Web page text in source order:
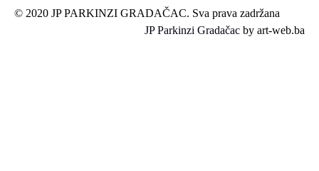
© 2020 JP PARKINZI GRADAČAC. Sva prava zadržana
JP Parkinzi Gradačac by art-web.ba